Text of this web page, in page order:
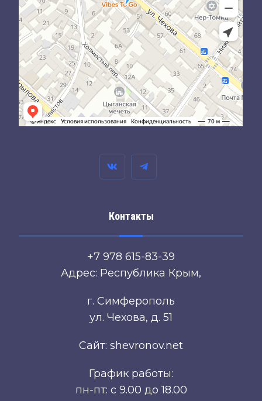
Контакты
+7 978 615-83-39
Адрес: Республика Крым,
г. Симферополь
ул. Чехова, д. 51
Сайт: shevronov.net
График работы:
пн-пт: с 9.00 до 18.00